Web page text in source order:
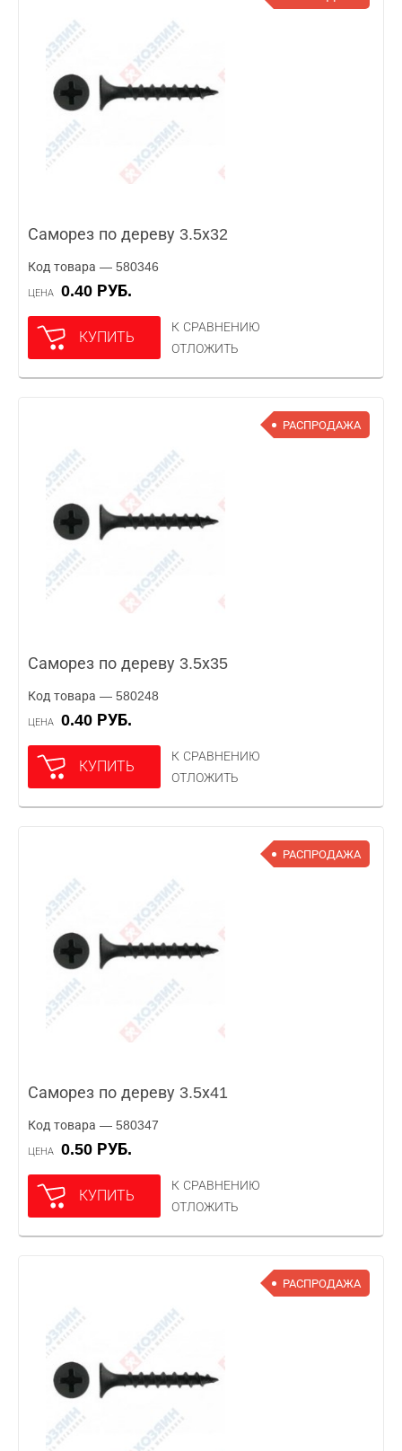
Саморез по дереву 3.5х32
Код товара — 580346
ЦЕНА 0.40 РУБ.
КУПИТЬ
К СРАВНЕНИЮ
ОТЛОЖИТЬ
РАСПРОДАЖА
Саморез по дереву 3.5х35
Код товара — 580248
ЦЕНА 0.40 РУБ.
КУПИТЬ
К СРАВНЕНИЮ
ОТЛОЖИТЬ
РАСПРОДАЖА
Саморез по дереву 3.5х41
Код товара — 580347
ЦЕНА 0.50 РУБ.
КУПИТЬ
К СРАВНЕНИЮ
ОТЛОЖИТЬ
РАСПРОДАЖА